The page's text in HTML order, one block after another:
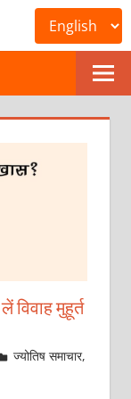
विवाह मुहूर्त
ज्योतिष समाचार,